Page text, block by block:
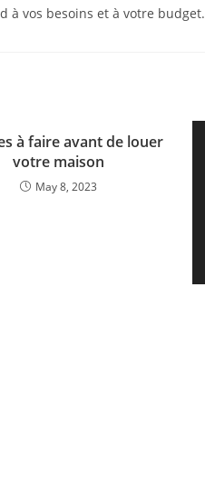
à vos besoins et à votre budget.
à faire avant de louer
votre maison
May 8, 2023